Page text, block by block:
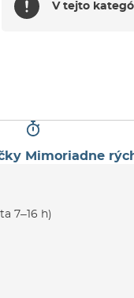
V tejto
Mimoriadne
7–16 h)